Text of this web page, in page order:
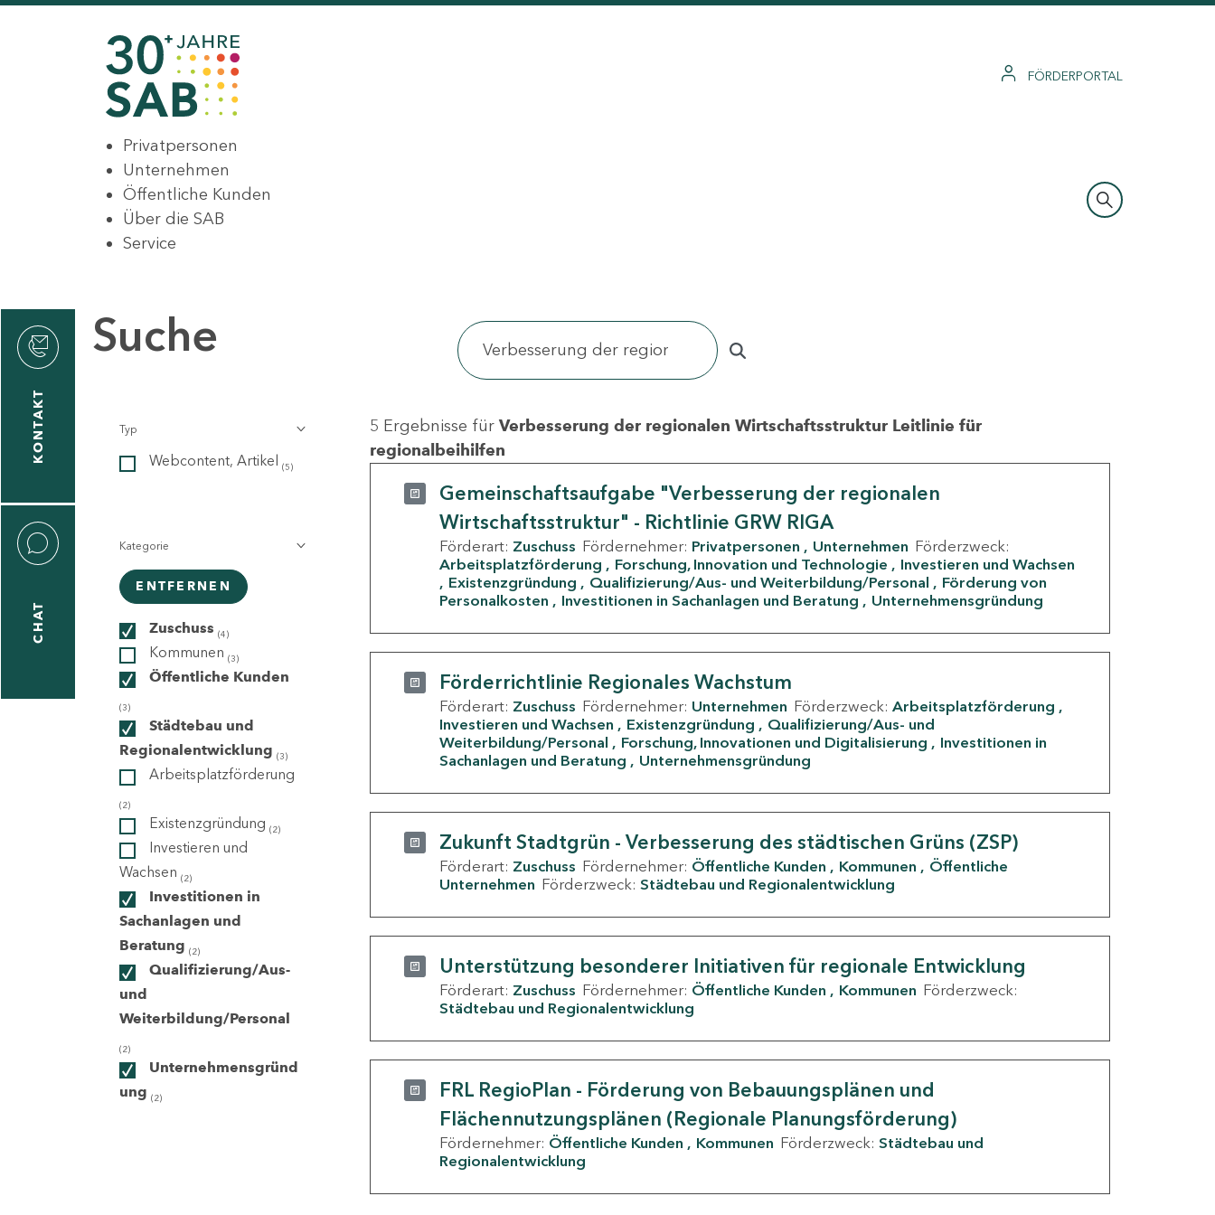
FÖRDERPORTAL
Privatpersonen
Unternehmen
Öffentliche Kunden
Über die SAB
Service
KONTAKT
CHAT
Suche
Typ
Webcontent, Artikel (5)
Kategorie
ENTFERNEN
Zuschuss (4)
Kommunen (3)
Öffentliche Kunden
(3)
Städtebau und
Regionalentwicklung (3)
Arbeitsplatzförderung
(2)
Existenzgründung (2)
Investieren und
Wachsen (2)
Investitionen in
Sachanlagen und
Beratung (2)
Qualifizierung/Aus-
und
Weiterbildung/Personal
(2)
Unternehmensgründ
ung (2)
5 Ergebnisse für Verbesserung der regionalen Wirtschaftsstruktur Leitlinie für
regionalbeihilfen
Gemeinschaftsaufgabe "Verbesserung der regionalen
Wirtschaftsstruktur" - Richtlinie GRW RIGA
Förderart: Zuschuss Fördernehmer: Privatpersonen Unternehmen Förderzweck:
Arbeitsplatzförderung
Forschung, Innovation und Technologie
Investieren und Wachsen
Existenzgründung
Qualifizierung/Aus- und Weiterbildung/Personal
Förderung von
Personalkosten
Investitionen in Sachanlagen und Beratung Unternehmensgründung
Förderrichtlinie Regionales Wachstum
Förderart: Zuschuss Fördernehmer: Unternehmen Förderzweck: Arbeitsplatzförderung
Investieren und Wachsen
Existenzgründung
Qualifizierung/Aus- und
Weiterbildung/Personal
Forschung, Innovationen und Digitalisierung
Investitionen in
Sachanlagen und Beratung
Unternehmensgründung
Zukunft Stadtgrün - Verbesserung des städtischen Grüns (ZSP)
Förderart: Zuschuss Fördernehmer: Öffentliche Kunden Kommunen
Öffentliche
Unternehmen Förderzweck: Städtebau und Regionalentwicklung
Unterstützung besonderer Initiativen für regionale Entwicklung
Förderart: Zuschuss Fördernehmer: Öffentliche Kunden Kommunen Förderzweck:
Städtebau und Regionalentwicklung
FRL RegioPlan - Förderung von Bebauungsplänen und
Flächennutzungsplänen (Regionale Planungsförderung)
Fördernehmer: Öffentliche Kunden Kommunen Förderzweck: Städtebau und
Regionalentwicklung